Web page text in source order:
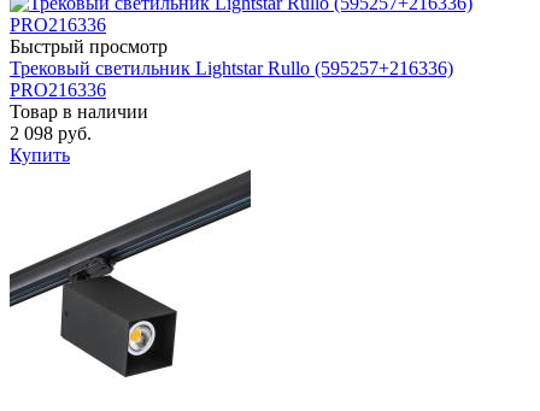
Быстрый просмотр
Трековый светильник Lightstar Rullo (595257+216336)
PRO216336
Товар в наличии
2 098 руб.
Купить